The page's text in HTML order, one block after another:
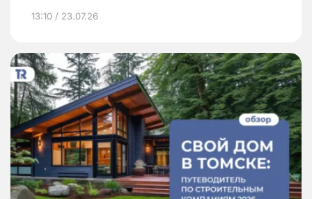
13:10 / 23.07.26